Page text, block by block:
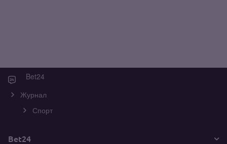
Bet24
Журнал
Спорт
Bet24